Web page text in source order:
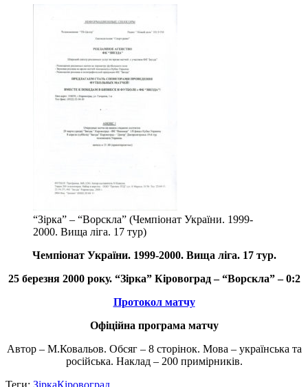
“Зірка” – “Ворскла” (Чемпіонат України. 1999-
2000. Вища ліга. 17 тур)
Чемпіонат України. 1999-2000. Вища ліга. 17 тур.
25 березня 2000 року. “Зірка” Кіровоград – “Ворскла” – 0:2
Протокол матчу
Офіційна програма матчу
Автор – М.Ковальов. Обсяг – 8 сторінок. Мова – українська та
російська. Наклад – 200 примірників.
Теги: ЗіркаКіровоград